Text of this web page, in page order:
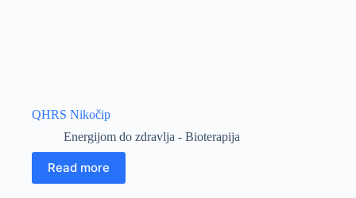
QHRS Nikočip
Energijom do zdravlja - Bioterapija
Read more